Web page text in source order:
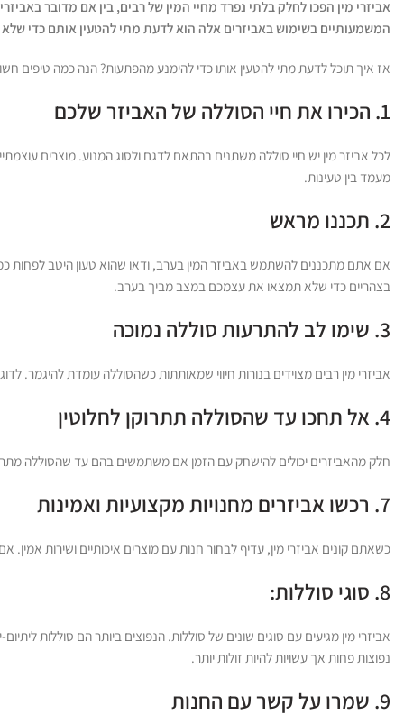
אביזרי מין הפכו לחלק בלתי נפרד מחיי המין של רבים, בין אם מדובר
המשמעותיים בשימוש באביזרים אלה הוא לדעת מתי להטעין אותם כדי
אז איך תוכל לדעת מתי להטעין אותו כדי להימנע מהפתעות? הנה כמה טיפים
1. הכירו את חיי הסוללה של האביזר שלכם
לכל אביזר מין יש חיי סוללה משתנים בהתאם לדגם ולסוג המנוע. מוצרים
מעמד בין טעינות.
2. תכננו מראש
אם אתם מתכננים להשתמש באביזר המין בערב, ודאו שהוא טעון היטב לפחות
בצהריים כדי שלא תמצאו את עצמכם במצב מביך בערב.
3. שימו לב להתרעות סוללה נמוכה
אביזרי מין רבים מצוידים בנורות חיווי שמאותתות כשהסוללה עומדת
4. אל תחכו עד שהסוללה תתרוקן לחלוטין
חלק מהאביזרים יכולים להישחק עם הזמן אם משתמשים בהם עד שהסוללה
7. רכשו אביזרים מחנויות מקצועיות ואמינות
כשאתם קונים אביזרי מין, עדיף לבחור חנות עם מוצרים איכותיים ושירות
8. סוגי סוללות:
אביזרי מין מגיעים עם סוגים שונים של סוללות. הנפוצים ביותר הם סוללות
נפוצות פחות אך עשויות להיות זולות יותר.
9. שמרו על קשר עם החנות